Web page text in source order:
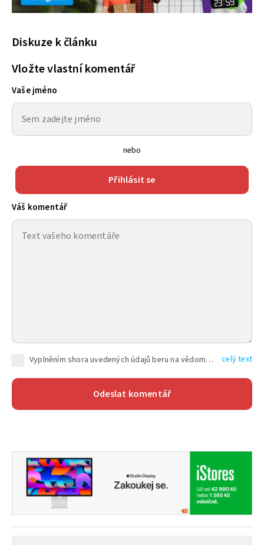
Diskuze k článku
Vložte vlastní komentář
Vaše jméno
nebo
Přihlásit se
Váš komentář
Vyplněním shora uvedených údajů beru na vědomí, že společnost TEXT FACTORY s.r.o., sídlem Brno, Durďákova 336/29, Černá Pole, PSČ: 613 00, IČ: 06157831, zapsané u Krajského soudu v Brně, oddíl C, vložka 100399, bude zpracovávat mé osobní údaje uvedené v rámci mnou vyplněného registračního formuláře na základě oprávněných zájmů TEXT FACTORY s.r.o. dle čl. 6 odst. 1 písm. f) GDPR a pro splnění právních povinností (čl. 6 odst. 1 písm. c) GDPR), a to pro tyto účely: nezbytnost zajistit oprávnění návštěvníka webových stránek provozovaných společností TEXT FACTORY s.r.o. přispívat aktivně ke zveřejněným článkům nebo v rámci diskusních fór a výkon práv TEXT FACTORY s.r.o. jako administrátora těchto diskusních fór. Více informací o zpracování osobních údajů a právech lze nalézt v celý text